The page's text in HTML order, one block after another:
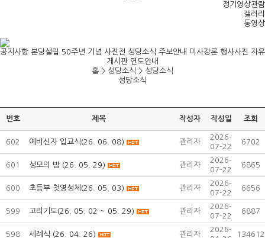
정기영상관람
갤러리
동영상
공지사항 본당설립 50주년 기념 사진전 성당소식 주보안내 미사강론 행사사진 자유
게시판 연도안내
홈 > 성당소식 > 성당소식
성당소식
번호 제목 작성자 작성일 조회
602 예비신자 입교식(26. 06. 08) 관리자
2026-
07-22
6702
601 성모의 밤 (26. 05. 29) 관리자
2026-
07-22
6865
600 초등부 첫영성체(26. 05. 03) 관리자
2026-
07-22
6656
599 고리기도(26. 05. 02 ~ 05. 29) 관리자
2026-
07-22
6887
598 세례식 (26. 04. 26) 관리자
2026-
134612